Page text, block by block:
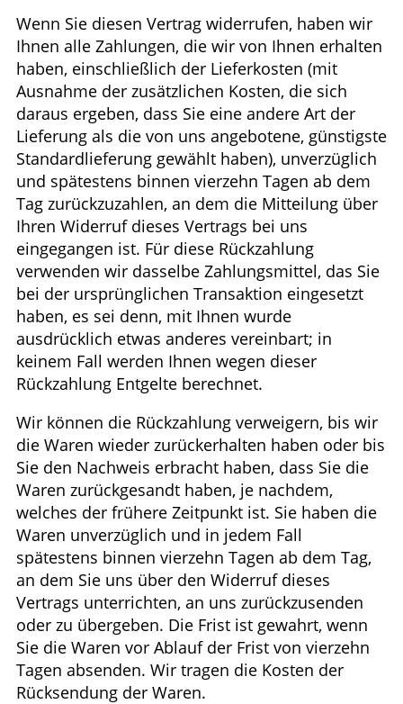
Wenn Sie diesen Vertrag widerrufen, haben wir
Ihnen alle Zahlungen, die wir von Ihnen erhalten
haben, einschließlich der Lieferkosten (mit
Ausnahme der zusätzlichen Kosten, die sich
daraus ergeben, dass Sie eine andere Art der
Lieferung als die von uns angebotene, günstigste
Standardlieferung gewählt haben), unverzüglich
und spätestens binnen vierzehn Tagen ab dem
Tag zurückzuzahlen, an dem die Mitteilung über
Ihren Widerruf dieses Vertrags bei uns
eingegangen ist. Für diese Rückzahlung
verwenden wir dasselbe Zahlungsmittel, das Sie
bei der ursprünglichen Transaktion eingesetzt
haben, es sei denn, mit Ihnen wurde
ausdrücklich etwas anderes vereinbart; in
keinem Fall werden Ihnen wegen dieser
Rückzahlung Entgelte berechnet.
Wir können die Rückzahlung verweigern, bis wir
die Waren wieder zurückerhalten haben oder bis
Sie den Nachweis erbracht haben, dass Sie die
Waren zurückgesandt haben, je nachdem,
welches der frühere Zeitpunkt ist. Sie haben die
Waren unverzüglich und in jedem Fall
spätestens binnen vierzehn Tagen ab dem Tag,
an dem Sie uns über den Widerruf dieses
Vertrags unterrichten, an uns zurückzusenden
oder zu übergeben. Die Frist ist gewahrt, wenn
Sie die Waren vor Ablauf der Frist von vierzehn
Tagen absenden. Wir tragen die Kosten der
Rücksendung der Waren.